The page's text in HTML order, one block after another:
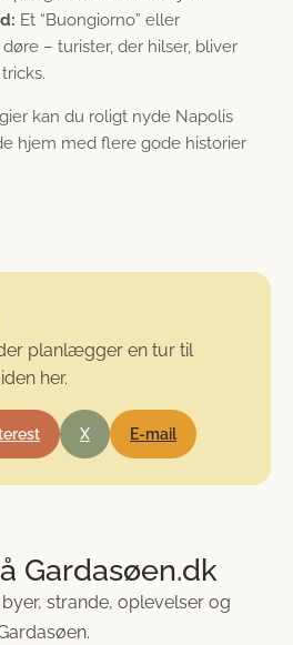
Et “Buongiorno” eller
døre – turister, der hilser, bliver
kan du roligt nyde Napolis
hjem med flere gode historier
planlægger en tur til
her.
X E-mail
Gardasøen.dk
strande, oplevelser og